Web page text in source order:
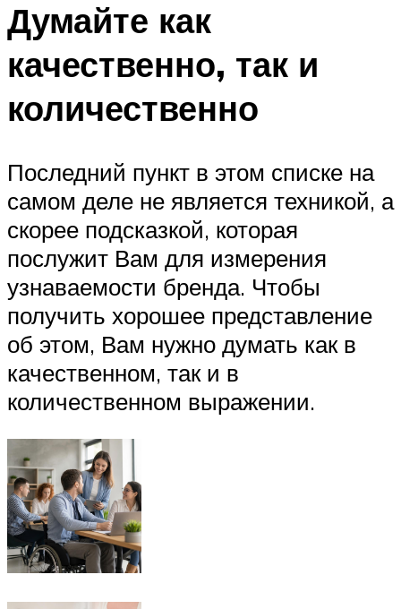
Думайте как
качественно, так и
количественно
Последний пункт в этом списке на
самом деле не является техникой, а
скорее подсказкой, которая
послужит Вам для измерения
узнаваемости бренда. Чтобы
получить хорошее представление
об этом, Вам нужно думать как в
качественном, так и в
количественном выражении.